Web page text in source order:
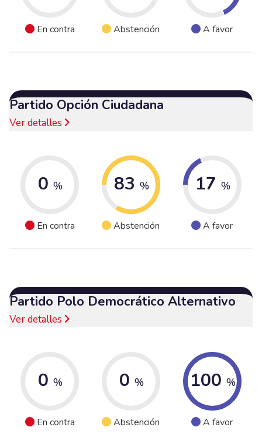
En contra Abstención A favor
Partido Opción Ciudadana
Ver detalles
0 %
En contra
83 %
Abstención
17 %
A favor
Partido Polo Democrático Alternativo
Ver detalles
0 %
En contra
0 %
Abstención
100 %
A favor